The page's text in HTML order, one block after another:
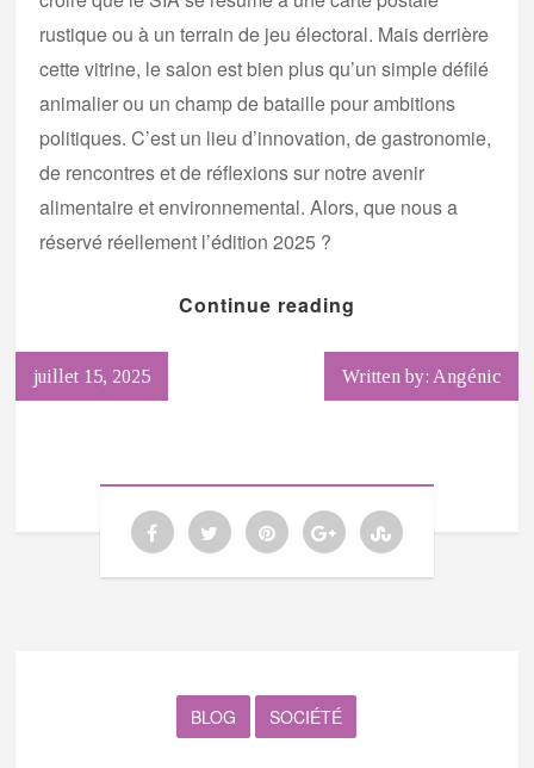
rustique ou à un terrain de jeu électoral. Mais derrière
cette vitrine, le salon est bien plus qu’un simple défilé
animalier ou un champ de bataille pour ambitions
politiques. C’est un lieu d’innovation, de gastronomie,
de rencontres et de réflexions sur notre avenir
alimentaire et environnemental. Alors, que nous a
réservé réellement l’édition 2025 ?
Continue reading
juillet 15, 2025 Written by: Angénic
BLOG SOCIÉTÉ